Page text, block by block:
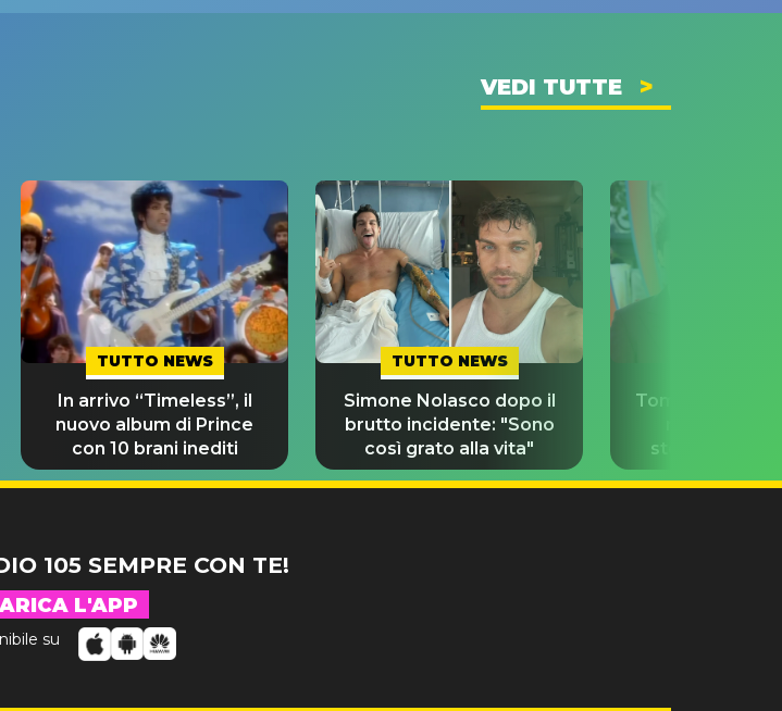
VEDI TUTTE
TUTTO NEWS
In arrivo “Timeless”, il
nuovo album di Prince
con 10 brani inediti
TUTTO NEWS
Simone Nolasco dopo il
brutto incidente: "Sono
così grato alla vita"
Tom Holland e
sterline e 300
105 SEMPRE CON TE!
L'APP
su